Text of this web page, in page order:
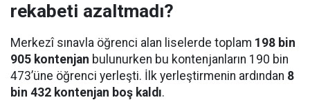
rekabeti azaltmadı?
Merkezî sınavla öğrenci alan liselerde toplam 198 bin
905 kontenjan bulunurken bu kontenjanların 190 bin
473’üne öğrenci yerleşti. İlk yerleştirmenin ardından 8
bin 432 kontenjan boş kaldı.